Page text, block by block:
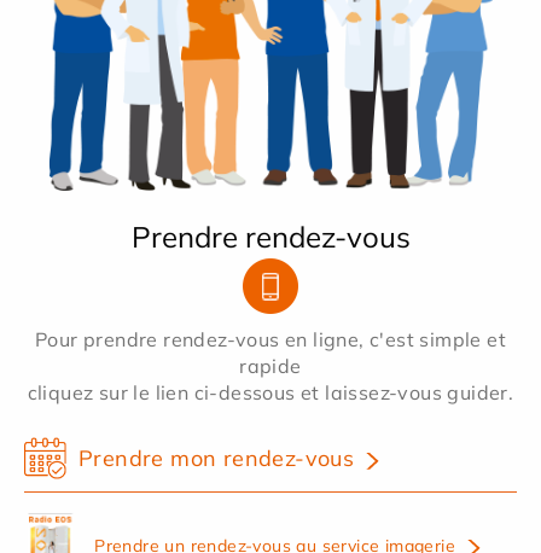
Prendre rendez-vous
Pour prendre rendez-vous en ligne, c'est simple et
rapide
cliquez sur le lien ci-dessous et laissez-vous guider.
Prendre mon rendez-vous
Prendre un rendez-vous au service imagerie